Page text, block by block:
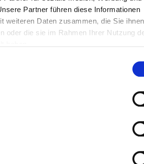
Partner führen diese Informationen
weiteren Daten zusammen, die Sie ihnen
oder die sie im Rahmen Ihrer Nutzung